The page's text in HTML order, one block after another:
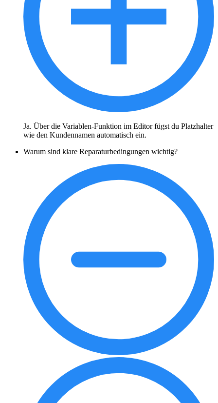
Ja. Über die Variablen-Funktion im Editor fügst du Platzhalter
wie den Kundennamen automatisch ein.
Warum sind klare Reparaturbedingungen wichtig?